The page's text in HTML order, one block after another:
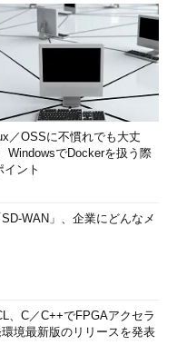
／OSSに不慣れでも大丈
WindowsでDockerを扱う際
イント
WAN」、企業にどんなメ
、C／C++でFPGAアクセラ
境最新版のリリースを発表